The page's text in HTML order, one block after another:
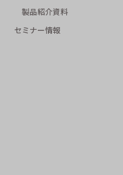
製品紹介資料
セミナー情報